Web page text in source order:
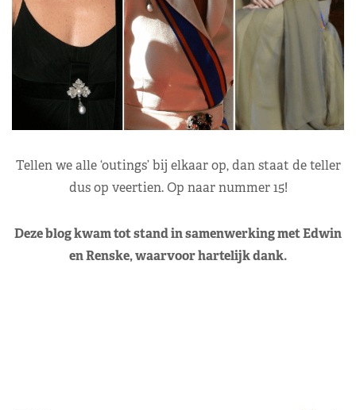
Tellen we alle ‘outings’ bij elkaar op, dan staat de teller
dus op veertien. Op naar nummer 15!
Deze blog kwam tot stand in samenwerking met Edwin
en Renske, waarvoor hartelijk dank.